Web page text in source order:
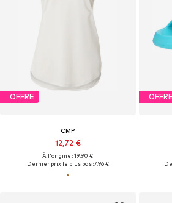
OFFRE
CMP
12,72 €
À l'origine : 19,90 €
Dernier prix le plus bas :7,96 €
OFFRE